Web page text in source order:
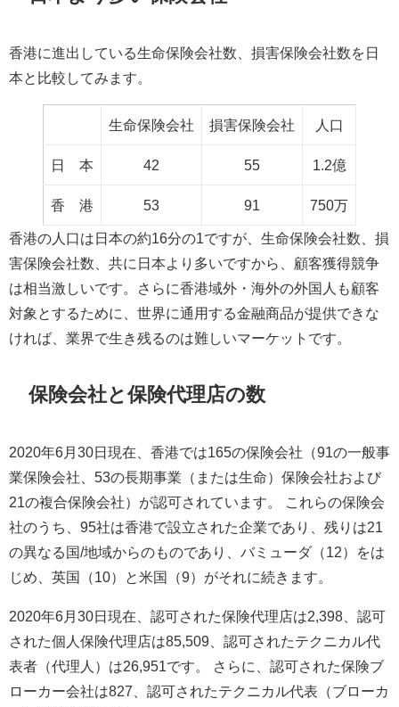
香港に進出している生命保険会社数、損害保険会社数を日
本と比較してみます。
生命保険会社 損害保険会社 人口
日 本 42 55 1.2億
香 港 53 91 750万
香港の人口は日本の約16分の1ですが、生命保険会社数、損
害保険会社数、共に日本より多いですから、顧客獲得競争
は相当激しいです。さらに香港域外・海外の外国人も顧客
対象とするために、世界に通用する金融商品が提供できな
ければ、業界で生き残るのは難しいマーケットです。
保険会社と保険代理店の数
2020年6月30日現在、香港では165の保険会社（91の一般事
業保険会社、53の長期事業（または生命）保険会社および
21の複合保険会社）が認可されています。 これらの保険会
社のうち、95社は香港で設立された企業であり、残りは21
の異なる国/地域からのものであり、バミューダ（12）をは
じめ、英国（10）と米国（9）がそれに続きます。
2020年6月30日現在、認可された保険代理店は2,398、認可
された個人保険代理店は85,509、認可されたテクニカル代
表者（代理人）は26,951です。 さらに、認可された保険ブ
ローカー会社は827、認可されたテクニカル代表（ブローカ